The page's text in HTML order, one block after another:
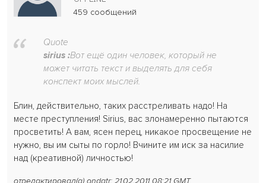
459 сообщений
Quote
sirius :Вот ещё один человек, который не
может читать текст и выделять для себя
конспект моих мыслей.
Блин, действительно, таких расстреливать надо! На
месте преступления! Sirius, вас злонамеренно пытаются
просветить! А вам, ясен перец, никакое просвещение не
нужно, вы им сыты по горло! Вчините им иск за насилие
над (креативной) личностью!